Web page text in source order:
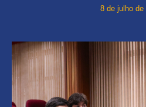
8 de julho de